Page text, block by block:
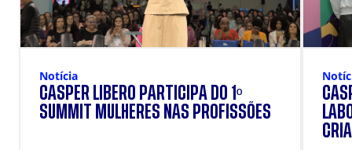
Notícia
CÁSPER LÍBERO PARTICIPA DO 1º
SUMMIT MULHERES NAS PROFISSÕES